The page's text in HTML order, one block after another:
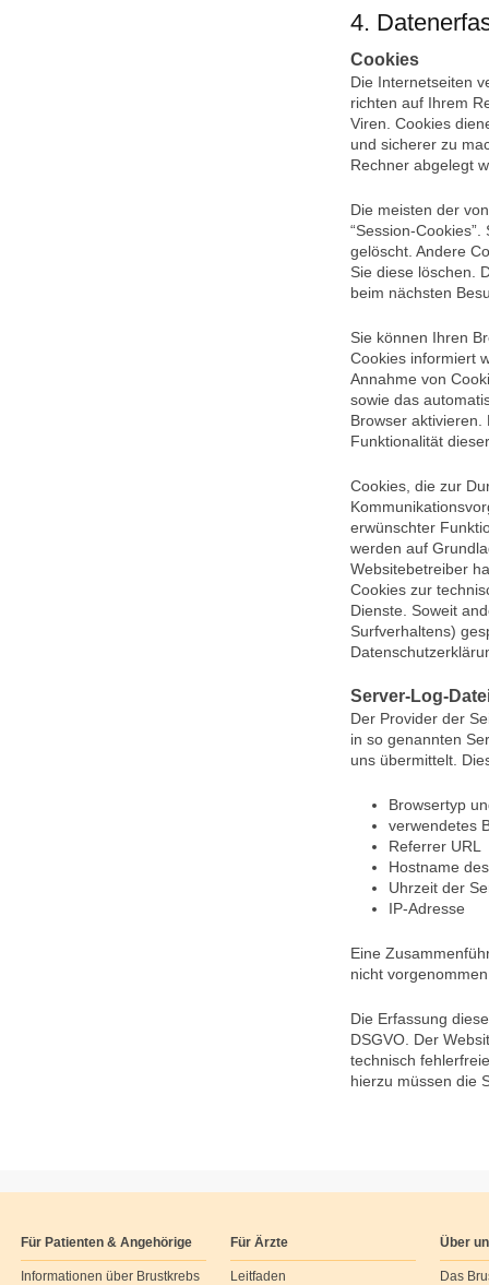
4.
Cookies
Die Internetseiten
richten auf Ihrem
Viren. Cookies
und sicherer zu
Rechner abgelegt
Die meisten der
“Session-
gelöscht. Andere
Sie diese löschen.
beim nächsten
Sie können Ihren
Cookies informiert
Annahme von
sowie das
Browser
Funktionalität
Cookies, die zur
erwünschter
werden auf
Websitebetreiber
Cookies zur
Dienste. Soweit
Surfverhaltens)
Server-Log-
Der Provider der
in so genannten
uns übermittelt.
Browsertyp
verwendetes
Referrer URL
Hostname
Uhrzeit der
IP-Adresse
Eine
nicht
Die Erfassung
DSGVO. Der
technisch
hierzu müssen die
Für Patienten & Angehörige
Informationen über Brustkrebs
Für Ärzte
Leitfaden
Über
Das